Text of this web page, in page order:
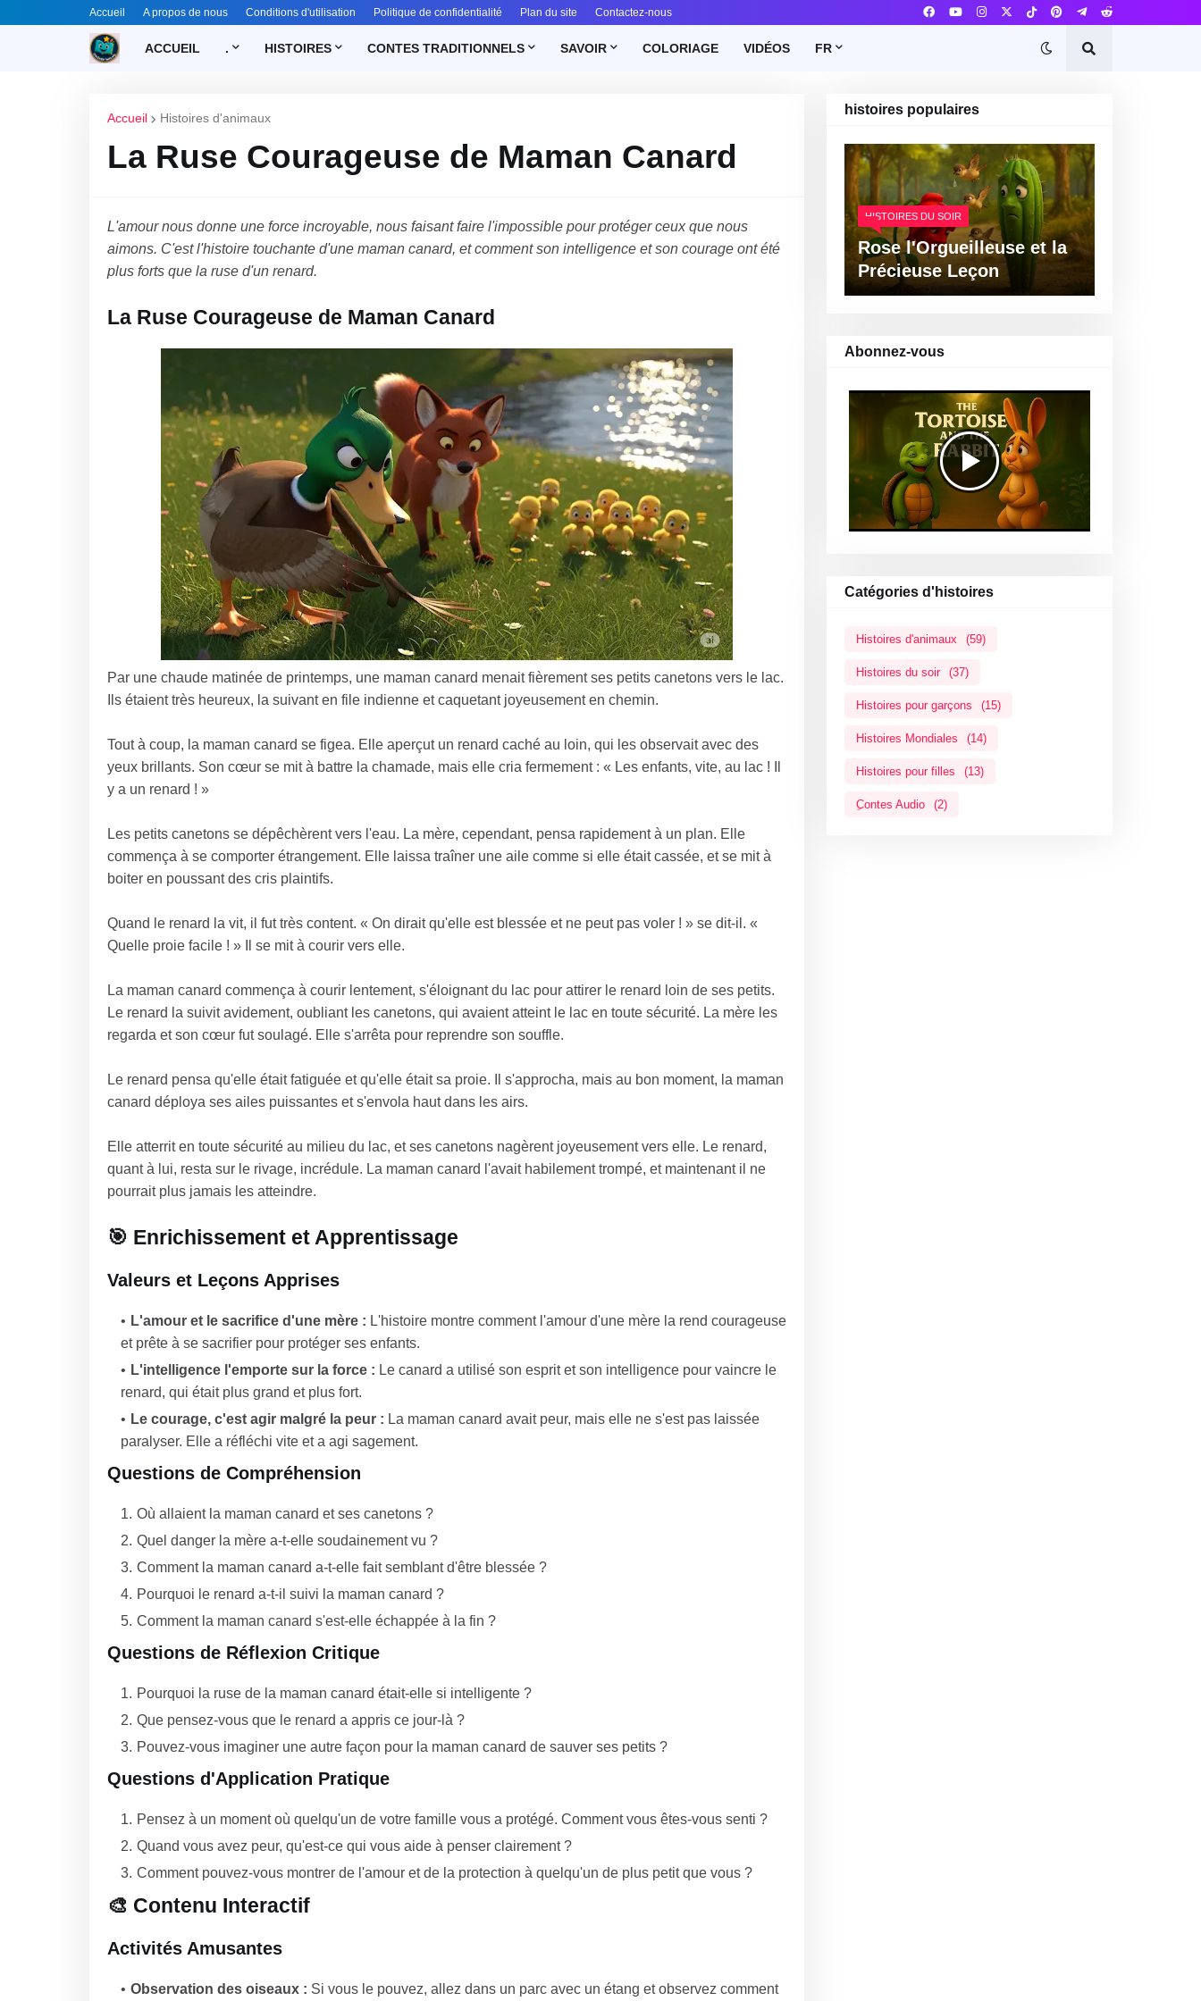
Accueil A propos de nous Conditions d'utilisation Politique de confidentialité Plan du site Contactez-nous
ACCUEIL . HISTOIRES CONTES TRADITIONNELS SAVOIR COLORIAGE VIDÉOS FR
Accueil Histoires d'animaux
La Ruse Courageuse de Maman Canard
L'amour nous donne une force incroyable, nous faisant faire l'impossible pour protéger ceux que nous
aimons. C'est l'histoire touchante d'une maman canard, et comment son intelligence et son courage ont été
plus forts que la ruse d'un renard.
La Ruse Courageuse de Maman Canard
Par une chaude matinée de printemps, une maman canard menait fièrement ses petits canetons vers le lac.
Ils étaient très heureux, la suivant en file indienne et caquetant joyeusement en chemin.
Tout à coup, la maman canard se figea. Elle aperçut un renard caché au loin, qui les observait avec des
yeux brillants. Son cœur se mit à battre la chamade, mais elle cria fermement : « Les enfants, vite, au lac ! Il
y a un renard ! »
Les petits canetons se dépêchèrent vers l'eau. La mère, cependant, pensa rapidement à un plan. Elle
commença à se comporter étrangement. Elle laissa traîner une aile comme si elle était cassée, et se mit à
boiter en poussant des cris plaintifs.
Quand le renard la vit, il fut très content. « On dirait qu'elle est blessée et ne peut pas voler ! » se dit-il. «
Quelle proie facile ! » Il se mit à courir vers elle.
La maman canard commença à courir lentement, s'éloignant du lac pour attirer le renard loin de ses petits.
Le renard la suivit avidement, oubliant les canetons, qui avaient atteint le lac en toute sécurité. La mère les
regarda et son cœur fut soulagé. Elle s'arrêta pour reprendre son souffle.
Le renard pensa qu'elle était fatiguée et qu'elle était sa proie. Il s'approcha, mais au bon moment, la maman
canard déploya ses ailes puissantes et s'envola haut dans les airs.
Elle atterrit en toute sécurité au milieu du lac, et ses canetons nagèrent joyeusement vers elle. Le renard,
quant à lui, resta sur le rivage, incrédule. La maman canard l'avait habilement trompé, et maintenant il ne
pourrait plus jamais les atteindre.
🎯 Enrichissement et Apprentissage
Valeurs et Leçons Apprises
L'amour et le sacrifice d'une mère : L'histoire montre comment l'amour d'une mère la rend courageuse
et prête à se sacrifier pour protéger ses enfants.
L'intelligence l'emporte sur la force : Le canard a utilisé son esprit et son intelligence pour vaincre le
renard, qui était plus grand et plus fort.
Le courage, c'est agir malgré la peur : La maman canard avait peur, mais elle ne s'est pas laissée
paralyser. Elle a réfléchi vite et a agi sagement.
Questions de Compréhension
Où allaient la maman canard et ses canetons ?
Quel danger la mère a-t-elle soudainement vu ?
Comment la maman canard a-t-elle fait semblant d'être blessée ?
Pourquoi le renard a-t-il suivi la maman canard ?
Comment la maman canard s'est-elle échappée à la fin ?
Questions de Réflexion Critique
Pourquoi la ruse de la maman canard était-elle si intelligente ?
Que pensez-vous que le renard a appris ce jour-là ?
Pouvez-vous imaginer une autre façon pour la maman canard de sauver ses petits ?
Questions d'Application Pratique
Pensez à un moment où quelqu'un de votre famille vous a protégé. Comment vous êtes-vous senti ?
Quand vous avez peur, qu'est-ce qui vous aide à penser clairement ?
Comment pouvez-vous montrer de l'amour et de la protection à quelqu'un de plus petit que vous ?
🎨 Contenu Interactif
Activités Amusantes
Observation des oiseaux : Si vous le pouvez, allez dans un parc avec un étang et observez comment
histoires populaires
HISTOIRES DU SOIR
Rose l'Orgueilleuse et la
Précieuse Leçon
Abonnez-vous
Catégories d'histoires
Histoires d'animaux (59)
Histoires du soir (37)
Histoires pour garçons (15)
Histoires Mondiales (14)
Histoires pour filles (13)
ِContes Audio (2)